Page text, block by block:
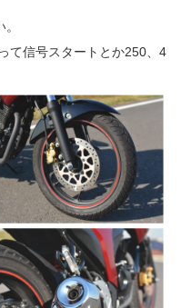
て信号スタートとか250、4